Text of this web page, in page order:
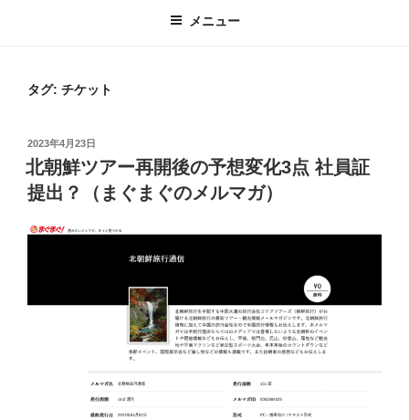
メニュー
タグ: チケット
投
稿
日:
2023年4月23日
北朝鮮ツアー再開後の予想変化3点 社員証
提出？（まぐまぐのメルマガ）